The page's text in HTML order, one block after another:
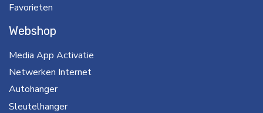
Favorieten
Webshop
Media App Activatie
Netwerken Internet
Autohanger
Sleutelhanger